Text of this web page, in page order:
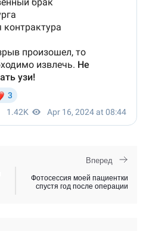
Вперед
Фотосессия моей пациентки
спустя год после операции